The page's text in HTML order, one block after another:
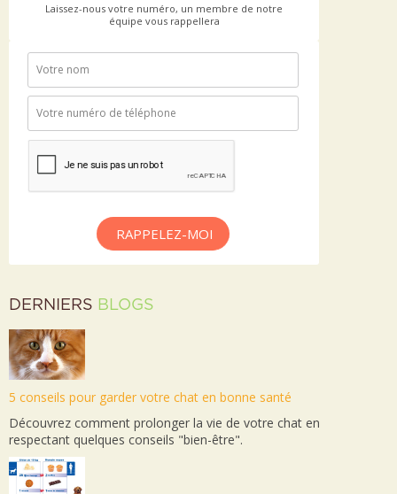
Laissez-nous votre numéro, un membre de notre
équipe vous rappellera
RAPPELEZ-MOI
DERNIERS BLOGS
5 conseils pour garder votre chat en bonne santé
Découvrez comment prolonger la vie de votre chat en
respectant quelques conseils "bien-être".